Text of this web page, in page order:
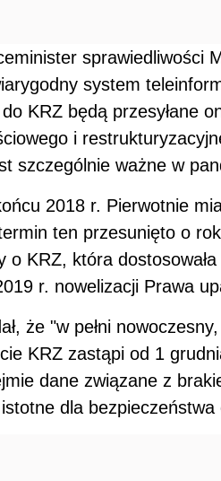
sprawiedliwości
system
KRZ będą przesyłane
i
szczególnie ważne w
2018 r. Pierwotnie
ten przesunięto o
o KRZ, która
r. nowelizacji Prawa
że "w pełni
KRZ zastąpi od 1
dane związane z
dla